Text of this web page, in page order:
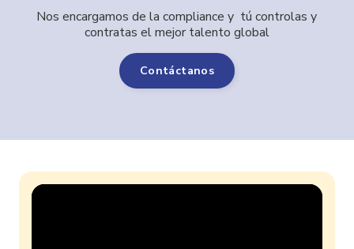
Nos encargamos de la compliance y tú controlas y
contratas el mejor talento global
Contáctanos